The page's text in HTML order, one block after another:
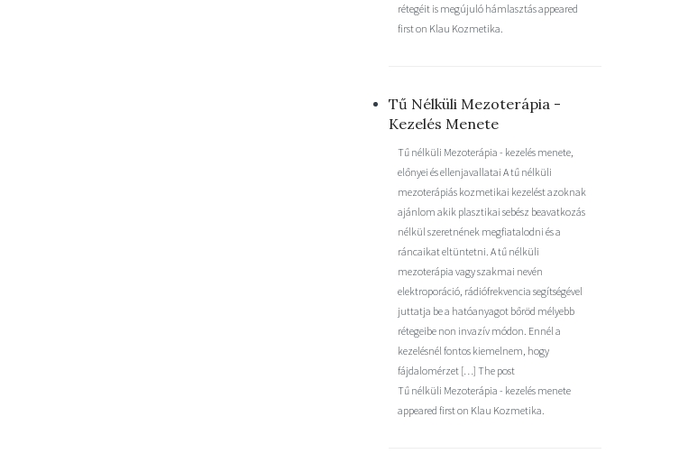
rétegéit is megújuló hámlasztás appeared
first on Klau Kozmetika.
Tű Nélküli Mezoterápia -
Kezelés Menete
Tű nélküli Mezoterápia - kezelés menete,
előnyei és ellenjavallatai A tű nélküli
mezoterápiás kozmetikai kezelést azoknak
ajánlom akik plasztikai sebész beavatkozás
nélkül szeretnének megfiatalodni és a
ráncaikat eltüntetni. A tű nélküli
mezoterápia vagy szakmai nevén
elektroporáció, rádiófrekvencia segítségével
juttatja be a hatóanyagot bőröd mélyebb
rétegeibe non invazív módon. Ennél a
kezelésnél fontos kiemelnem, hogy
fájdalomérzet […] The post
Tű nélküli Mezoterápia - kezelés menete
appeared first on Klau Kozmetika.